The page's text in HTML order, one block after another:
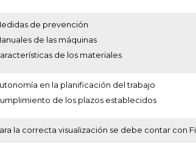
de prevención
de las máquinas
de los materiales
en la planificación del trabajo
de los plazos establecidos
la correcta visualización se debe contar con